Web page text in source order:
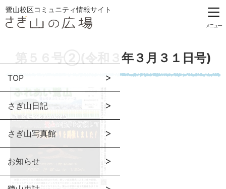
鷺山校区コミュニティ情報サイト
メニュー
TOP
さぎ山日記
さぎ山写真館
お知らせ
第５６号②(令和３年３月３１日号)